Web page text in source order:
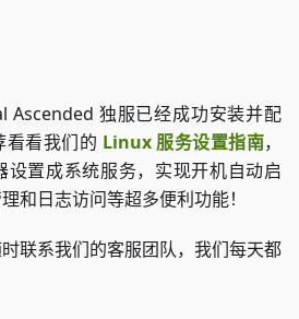
Ascended 独服已经成功安装并配
看看我们的 Linux 服务设置指南，
设置成系统服务，实现开机自动启
和日志访问等超多便利功能！
联系我们的客服团队，我们每天都